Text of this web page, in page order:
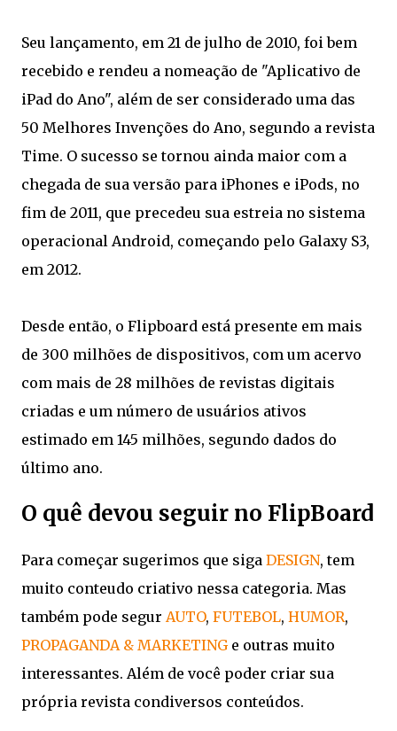
Seu lançamento, em 21 de julho de 2010, foi bem
recebido e rendeu a nomeação de "Aplicativo de
iPad do Ano", além de ser considerado uma das
50 Melhores Invenções do Ano, segundo a revista
Time. O sucesso se tornou ainda maior com a
chegada de sua versão para iPhones e iPods, no
fim de 2011, que precedeu sua estreia no sistema
operacional Android, começando pelo Galaxy S3,
em 2012.
Desde então, o Flipboard está presente em mais
de 300 milhões de dispositivos, com um acervo
com mais de 28 milhões de revistas digitais
criadas e um número de usuários ativos
estimado em 145 milhões, segundo dados do
último ano.
O quê devou seguir no FlipBoard
Para começar sugerimos que siga DESIGN, tem
muito conteudo criativo nessa categoria. Mas
também pode segur AUTO, FUTEBOL, HUMOR,
PROPAGANDA & MARKETINGe outras muito
interessantes. Além de você poder criar sua
própria revista condiversos conteúdos.